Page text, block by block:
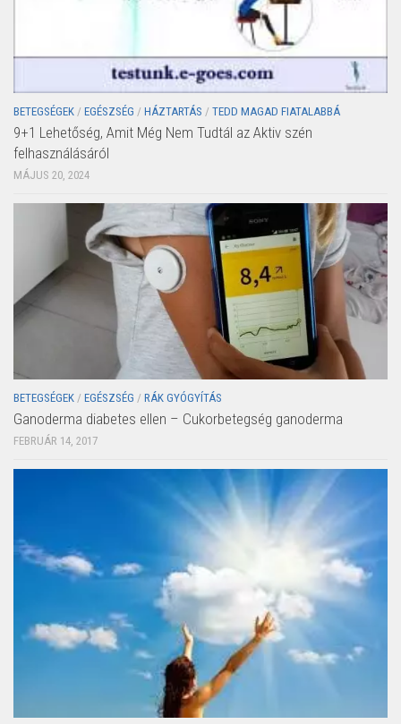
BETEGSÉGEK / EGÉSZSÉG / HÁZTARTÁS / TEDD MAGAD FIATALABBÁ
9+1 Lehetőség, Amit Még Nem Tudtál az Aktiv szén
felhasználásáról
MÁJUS 20, 2024
BETEGSÉGEK / EGÉSZSÉG / RÁK GYÓGYÍTÁS
Ganoderma diabetes ellen – Cukorbetegség ganoderma
FEBRUÁR 14, 2017